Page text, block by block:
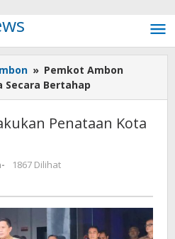
» Pemkot Ambon
Secara Bertahap
Penataan Kota
-
1867 Dilihat